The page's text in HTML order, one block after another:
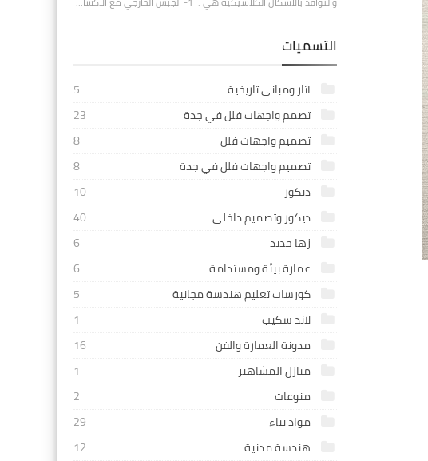
التسميات
آثار ومباني تاريخية
5
تصمم واجهات فلل في جدة
23
تصميم واجهات فلل
8
تصميم واجهات فلل في جدة
8
ديكور
10
ديكور وتصميم داخلي
40
زها حديد
6
عمارة بيئة ومستدامة
6
كورسات تعليم هندسة مجانية
5
لاند سكيب
1
مدونة العمارة والفن
16
منازل المشاهير
1
منوعات
2
مواد بناء
29
هندسة مدنية
12